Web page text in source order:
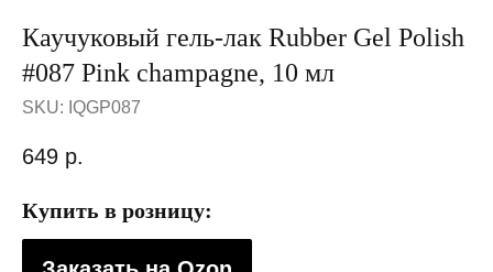
Каучуковый гель-лак Rubber Gel Polish
#087 Pink champagne, 10 мл
SKU: IQGP087
649 р.
Купить в розницу: